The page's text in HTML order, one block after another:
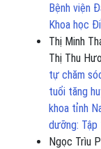
Bệnh viện
Khoa học
Thị Minh
Thị Thu
tự chăm
tuổi tăng
khoa tỉnh
dưỡng:
Ngọc Trìu